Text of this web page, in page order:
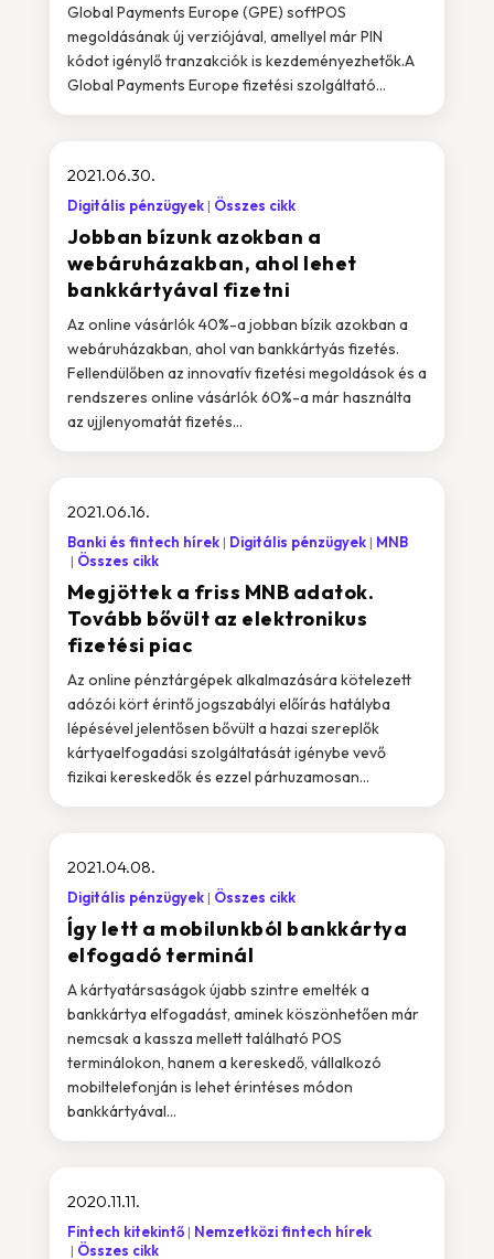
Global Payments Europe (GPE) softPOS
megoldásának új verziójával, amellyel már PIN
kódot igénylő tranzakciók is kezdeményezhetők.A
Global Payments Europe fizetési szolgáltató...
Jobban bízunk azokban a
webáruházakban, ahol lehet
bankkártyával fizetni
2021.06.30.
Digitális pénzügyek Összes cikk
Az online vásárlók 40%-a jobban bízik azokban a
webáruházakban, ahol van bankkártyás fizetés.
Fellendülőben az innovatív fizetési megoldások és a
rendszeres online vásárlók 60%-a már használta
az ujjlenyomatát fizetés...
Megjöttek a friss MNB adatok.
Tovább bővült az elektronikus
fizetési piac
2021.06.16.
Banki és fintech hírek Digitális pénzügyek
MNB
Összes cikk
Az online pénztárgépek alkalmazására kötelezett
adózói kört érintő jogszabályi előírás hatályba
lépésével jelentősen bővült a hazai szereplők
kártyaelfogadási szolgáltatását igénybe vevő
fizikai kereskedők és ezzel párhuzamosan...
Így lett a mobilunkból bankkártya
elfogadó terminál
2021.04.08.
Digitális pénzügyek Összes cikk
A kártyatársaságok újabb szintre emelték a
bankkártya elfogadást, aminek köszönhetően már
nemcsak a kassza mellett található POS
terminálokon, hanem a kereskedő, vállalkozó
mobiltelefonján is lehet érintéses módon
bankkártyával...
2020.11.11.
Fintech kitekintő
Nemzetközi fintech hírek
Összes cikk